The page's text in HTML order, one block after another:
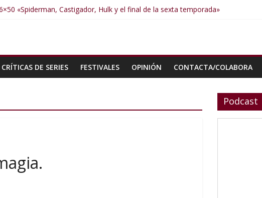
«Spiderman, Castigador, Hulk y el final de la sexta temporada»
«Ciudadano Minion»
CRÍTICAS DE SERIES FESTIVALES OPINIÓN CONTACTA/COLABORA
Podcast